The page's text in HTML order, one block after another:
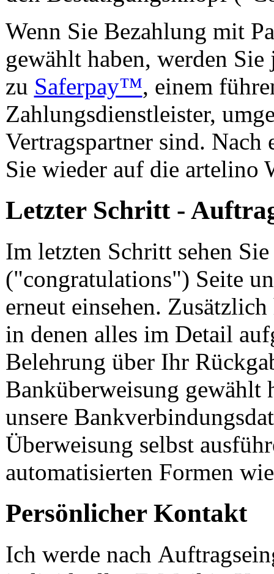
Wenn Sie Bezahlung mit
gewählt haben, werden
zu Saferpay™, einem
Zahlungsdienstleister,
Vertragspartner sind.
Sie wieder auf die artelino
Letzter Schritt -
Im letzten Schritt sehen
("congratulations") Seite
erneut einsehen.
in denen alles im Detail
Belehrung über Ihr
Banküberweisung
unsere
Überweisung selbst
automatisierten Formen
Persönlicher Kontakt
Ich werde nach